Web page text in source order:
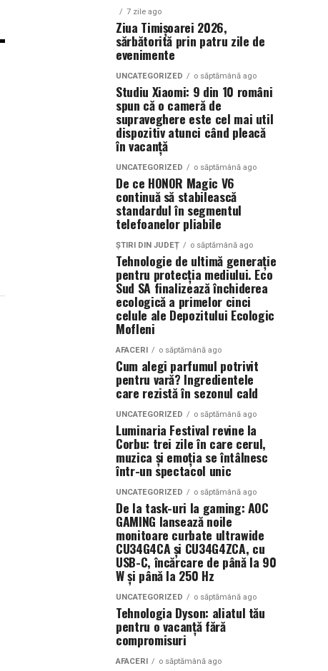
7 zile ago
Ziua Timișoarei 2026,
sărbătorită prin patru zile de
evenimente
UNCATEGORIZED o săptămână ago
Studiu Xiaomi: 9 din 10 români
spun că o cameră de
supraveghere este cel mai util
dispozitiv atunci când pleacă
în vacanță
UNCATEGORIZED o săptămână ago
De ce HONOR Magic V6
continuă să stabilească
standardul în segmentul
telefoanelor pliabile
ȘTIRI DIN JUDEȚ o săptămână ago
Tehnologie de ultimă generație
pentru protecția mediului. Eco
Sud SA finalizează închiderea
ecologică a primelor cinci
celule ale Depozitului Ecologic
Mofleni
AFACERI o săptămână ago
Cum alegi parfumul potrivit
pentru vară? Ingredientele
care rezistă în sezonul cald
UNCATEGORIZED o săptămână ago
Luminaria Festival revine la
Corbu: trei zile în care cerul,
muzica și emoția se întâlnesc
într-un spectacol unic
UNCATEGORIZED o săptămână ago
De la task-uri la gaming: AOC
GAMING lansează noile
monitoare curbate ultrawide
CU34G4CA și CU34G4ZCA, cu
USB-C, încărcare de până la 90
W și până la 250 Hz
UNCATEGORIZED o săptămână ago
Tehnologia Dyson: aliatul tău
pentru o vacanță fără
compromisuri
AFACERI o săptămână ago